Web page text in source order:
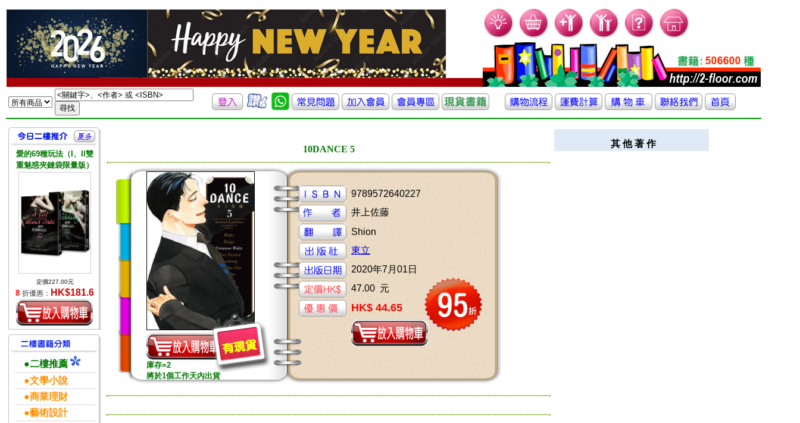
愛的69種玩法（I、II雙
重魅惑夾鏈袋限量版）
定價227.00元
8 折優惠： HK$181.6
●二樓推薦
●文學小說
●商業理財
●藝術設計
10DANCE 5
庫存=2
將於1個工作天內出貨
9789572640227
井上佐藤
Shion
東立
2020年7月01日
47.00 元
HK$ 44.65
其 他 著 作